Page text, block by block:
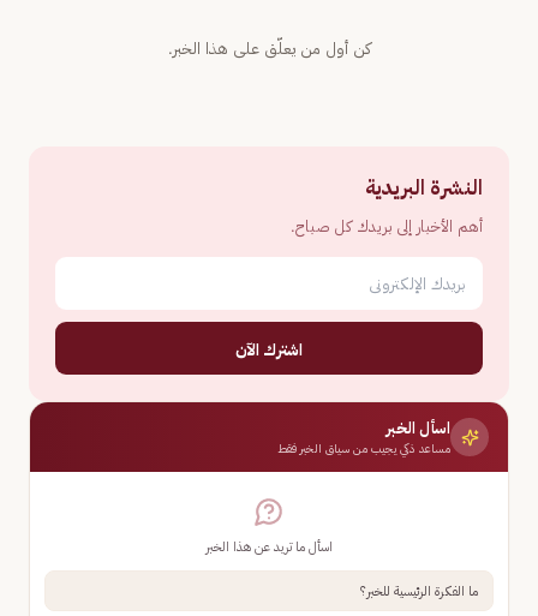
كن أول من يعلّق على هذا الخبر.
النشرة البريدية
أهم الأخبار إلى بريدك كل صباح.
اشترك الآن
اسأل الخبر
مساعد ذكي يجيب من سياق الخبر فقط
اسأل ما تريد عن هذا الخبر
ما الفكرة الرئيسية للخبر؟